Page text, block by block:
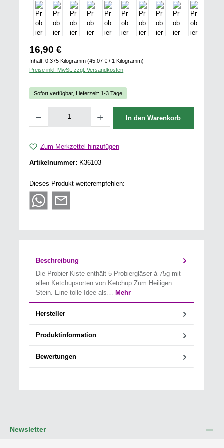
Regulärer Preis:
16,90 €
Inhalt:0.375 Kilogramm(45,07 € / 1 Kilogramm)
Preise inkl. MwSt. zzgl. Versandkosten
Sofort verfügbar, Lieferzeit: 1-3 Tage
In den Warenkorb
Zum Merkzettel hinzufügen
Artikelnummer: K36103
Dieses Produkt weiterempfehlen:
Beschreibung
Die Probier-Kiste enthält 5 Probiergläser á 75g mit
allen Ketchupsorten von Ketchup Zum Heiligen
Stein. Eine tolle Idee als… Mehr
Hersteller
Produktinformation
Bewertungen
Newsletter